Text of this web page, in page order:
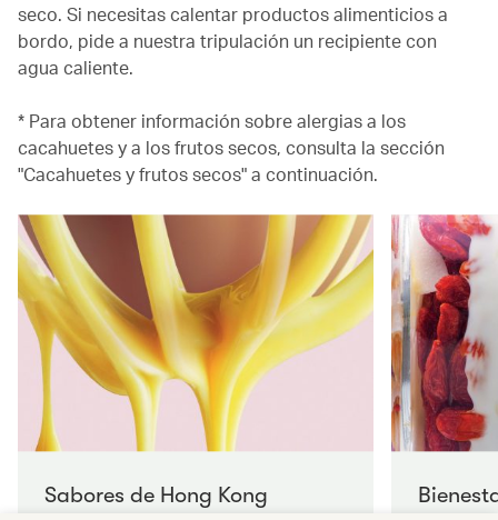
seco. Si necesitas calentar productos alimenticios a
bordo, pide a nuestra tripulación un recipiente con
agua caliente.
* Para obtener información sobre alergias a los
cacahuetes y a los frutos secos, consulta la sección
"Cacahuetes y frutos secos" a continuación.
Sabores de Hong Kong